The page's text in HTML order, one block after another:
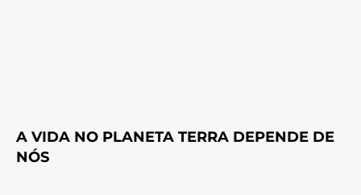
A VIDA NO PLANETA TERRA DEPENDE DE
NÓS